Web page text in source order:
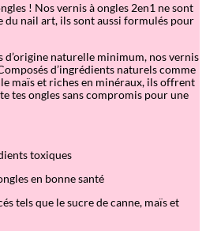
! Nos vernis à ongles 2en1 ne sont
du nail art, ils sont aussi formulés pour
d’origine naturelle minimum, nos vernis
d’ingrédients naturels comme
maïs et riches en minéraux, ils offrent
tes ongles sans compromis pour une
toxiques
en bonne santé
tels que le sucre de canne, maïs et